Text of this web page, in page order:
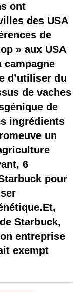
ont
des USA
de
» aux USA
campagne
d’utiliser du
de vaches
de
ingrédients
un
6
pour
Starbuck,
entreprise
exempt